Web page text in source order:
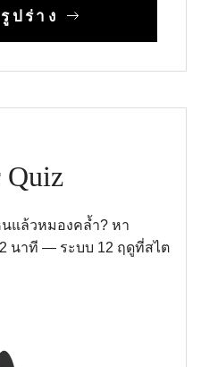
ปร่าง
Quiz
แล้วหมองคล้ำ? หา
นาที — ระบบ 12 ฤดูที่สไต